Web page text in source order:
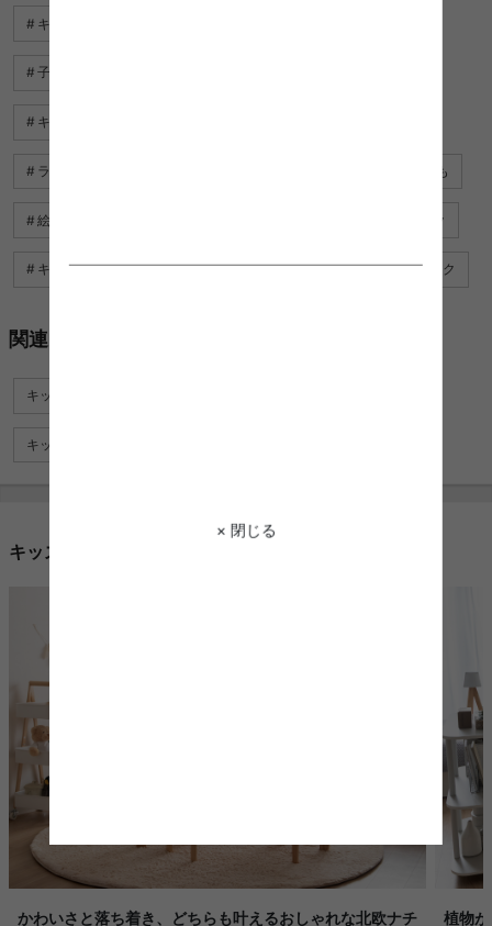
× 閉じる
キッズ 部屋
子ども用 家具
キッズ 家具 机
ランドセル 収納 リビング 収納 子ども
絵本 ラック おすすめ 子ども ハンガーラック
キッズ用 家具 ランドセル ワゴン キッズ ハンガーラック
関連カテゴリ
キッズデスク
キッズ家具その他
キッズ収納を使用したコーディネート例
かわいさと落ち着き、どちらも叶えるおしゃれな北欧ナチ
植物